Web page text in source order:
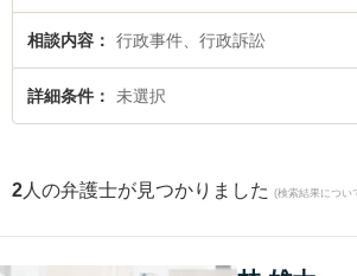
を検索したい』『初回相談無料で行政訴訟を法律相
に相談予約したい』などでお困りの相談者さんにお
相談内容 行政事件、行政訴訟
詳細条件 未選択
2 人の弁護士が見つかりました (検索結果につい